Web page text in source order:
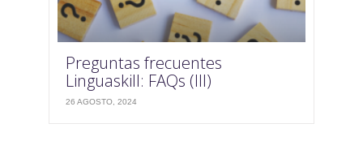
Preguntas frecuentes
Linguaskill: FAQs (III)
26 AGOSTO, 2024